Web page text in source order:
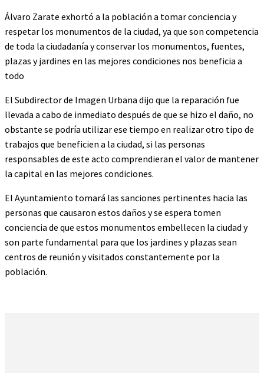
Álvaro Zarate exhortó a la población a tomar conciencia y
respetar los monumentos de la ciudad, ya que son competencia
de toda la ciudadanía y conservar los monumentos, fuentes,
plazas y jardines en las mejores condiciones nos beneficia a
todo
El Subdirector de Imagen Urbana dijo que la reparación fue
llevada a cabo de inmediato después de que se hizo el daño, no
obstante se podría utilizar ese tiempo en realizar otro tipo de
trabajos que beneficien a la ciudad, si las personas
responsables de este acto comprendieran el valor de mantener
la capital en las mejores condiciones.
El Ayuntamiento tomará las sanciones pertinentes hacia las
personas que causaron estos daños y se espera tomen
conciencia de que estos monumentos embellecen la ciudad y
son parte fundamental para que los jardines y plazas sean
centros de reunión y visitados constantemente por la
población.